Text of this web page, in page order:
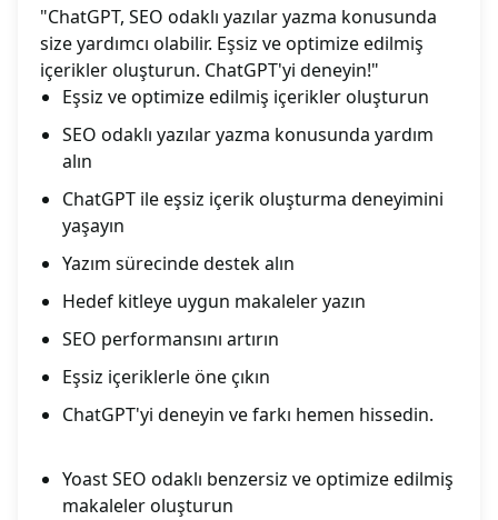
"ChatGPT, SEO odaklı yazılar yazma konusunda
size yardımcı olabilir. Eşsiz ve optimize edilmiş
içerikler oluşturun. ChatGPT'yi deneyin!"
Eşsiz ve optimize edilmiş içerikler oluşturun
SEO odaklı yazılar yazma konusunda yardım
alın
ChatGPT ile eşsiz içerik oluşturma deneyimini
yaşayın
Yazım sürecinde destek alın
Hedef kitleye uygun makaleler yazın
SEO performansını artırın
Eşsiz içeriklerle öne çıkın
ChatGPT'yi deneyin ve farkı hemen hissedin.
Yoast SEO odaklı benzersiz ve optimize edilmiş
makaleler oluşturun